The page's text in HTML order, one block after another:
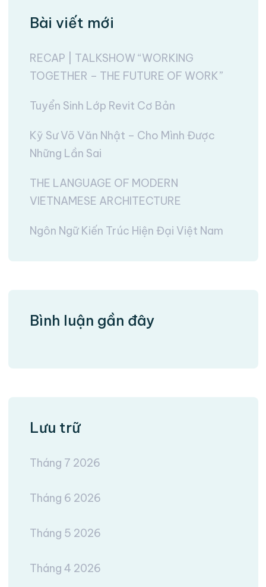
Bài viết mới
RECAP | TALKSHOW “WORKING
TOGETHER – THE FUTURE OF WORK”
Tuyển Sinh Lớp Revit Cơ Bản
Kỹ Sư Võ Văn Nhật – Cho Mình Được
Những Lần Sai
THE LANGUAGE OF MODERN
VIETNAMESE ARCHITECTURE
Ngôn Ngữ Kiến Trúc Hiện Đại Việt Nam
Bình luận gần đây
Lưu trữ
Tháng 7 2026
Tháng 6 2026
Tháng 5 2026
Tháng 4 2026